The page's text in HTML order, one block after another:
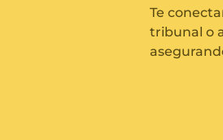
Te
tribunal o